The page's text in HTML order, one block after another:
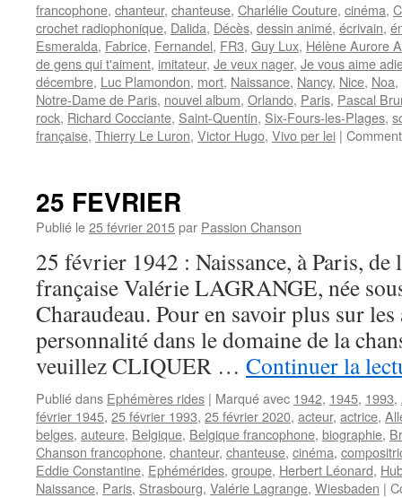
francophone, chanteur, chanteuse, Charlélie Couture, cinéma,
crochet radiophonique, Dalida, Décès, dessin animé, écrivain,
Esmeralda, Fabrice, Fernandel, FR3, Guy Lux, Hélène Aurore
de gens qui t'aiment, imitateur, Je veux nager, Je vous aime
décembre, Luc Plamondon, mort, Naissance, Nancy, Nice, Noa,
Notre-Dame de Paris, nouvel album, Orlando, Paris, Pascal
rock, Richard Cocciante, Saint-Quentin, Six-Fours-les-Plages,
française, Thierry Le Luron, Victor Hugo, Vivo per lei |
25 FEVRIER
Publié le25 février 2015par Passion Chanson
25 février 1942 : Naissance, à Paris, de
française Valérie LAGRANGE, née
Charaudeau. Pour en savoir plus sur
personnalité dans le domaine de la
veuillez CLIQUER … Continuer la
Publié dans Ephémères rides | Marqué avec 1942, 1945, 1993,
février 1945, 25 février 1993, 25 février 2020, acteur, actrice,
belges, auteure, Belgique, Belgique francophone, biographie,
Chanson francophone, chanteur, chanteuse, cinéma,
Eddie Constantine, Ephémérides, groupe, Herbert Léonard,
Naissance, Paris, Strasbourg, Valérie Lagrange, Wiesbaden |